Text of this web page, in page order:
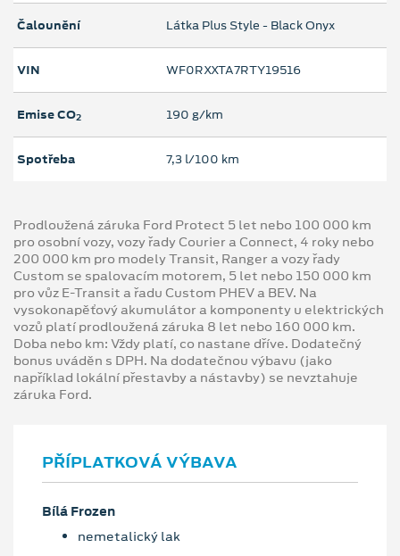
Čalounění Látka Plus Style - Black Onyx
VIN WF0RXXTA7RTY19516
Emise CO2 190 g/km
Spotřeba 7,3 l/100 km
Prodloužená záruka Ford Protect 5 let nebo 100 000 km
pro osobní vozy, vozy řady Courier a Connect, 4 roky nebo
200 000 km pro modely Transit, Ranger a vozy řady
Custom se spalovacím motorem, 5 let nebo 150 000 km
pro vůz E-Transit a řadu Custom PHEV a BEV. Na
vysokonapěťový akumulátor a komponenty u elektrických
vozů platí prodloužená záruka 8 let nebo 160 000 km.
Doba nebo km: Vždy platí, co nastane dříve. Dodatečný
bonus uváděn s DPH. Na dodatečnou výbavu (jako
například lokální přestavby a nástavby) se nevztahuje
záruka Ford.
PŘÍPLATKOVÁ VÝBAVA
Bílá Frozen
nemetalický lak